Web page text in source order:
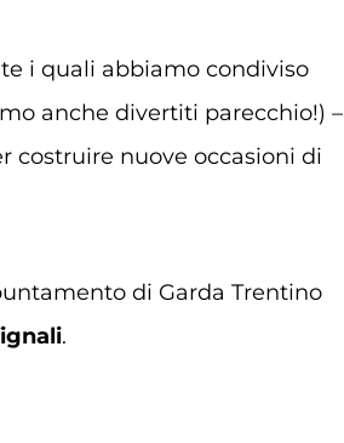
i quali abbiamo condiviso
anche divertiti parecchio!) –
costruire nuove occasioni di
di Garda Trentino
.